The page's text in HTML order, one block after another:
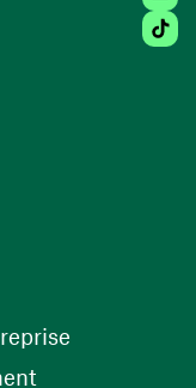
nouvelle
une nouvelle
nouvelle fenêtre)